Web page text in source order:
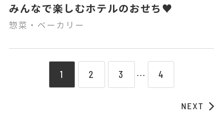
みんなで楽しむホテルのおせち♥
惣菜・ベーカリー
1 2 3 ⋯ 4
NEXT